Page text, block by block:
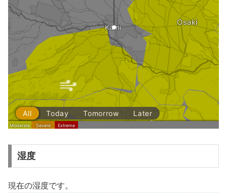
湿度
現在の湿度です。